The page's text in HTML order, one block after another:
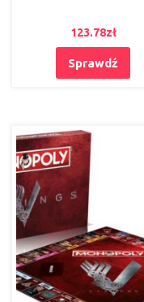
123.78zł
Sprawdź